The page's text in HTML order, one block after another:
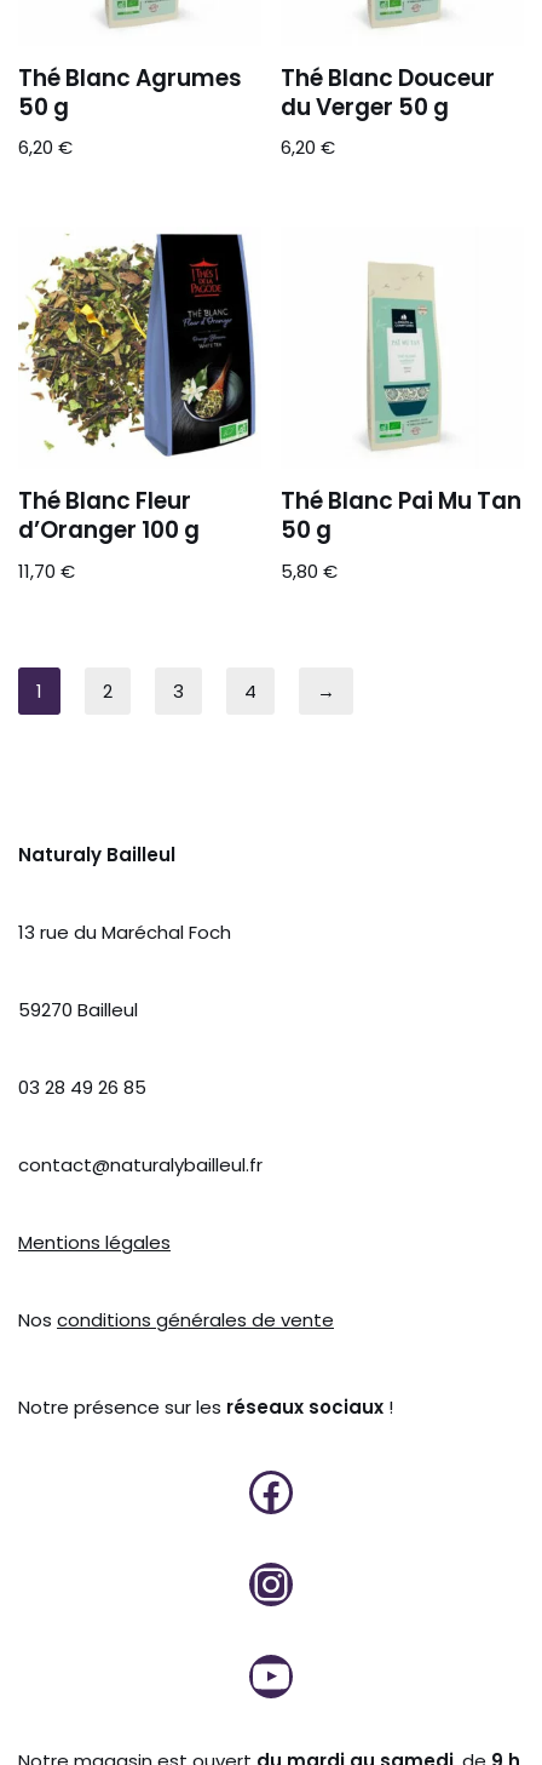
Thé Blanc Agrumes
50 g
6,20 €
Thé Blanc Douceur
du Verger 50 g
6,20€
Thé Blanc Fleur
d’Oranger 100 g
11,70 €
Thé Blanc Pai Mu Tan
50 g
5,80€
1 2 3 4 →
Naturaly Bailleul
13 rue du Maréchal Foch
59270 Bailleul
03 28 49 26 85
contact@naturalybailleul.fr
Mentions légales
Nos conditions générales de vente
Notre présence sur les réseaux sociaux !